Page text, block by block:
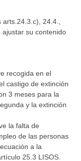
24.4.,
su contenido
recogida en el
castigo de extinción
3 meses para la
y la extinción
la falta de
de las personas
a la
25.3 LISOS.